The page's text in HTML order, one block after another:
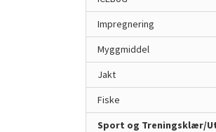
Impregnering
Myggmiddel
Jakt
Fiske
Sport og Treningsklær/